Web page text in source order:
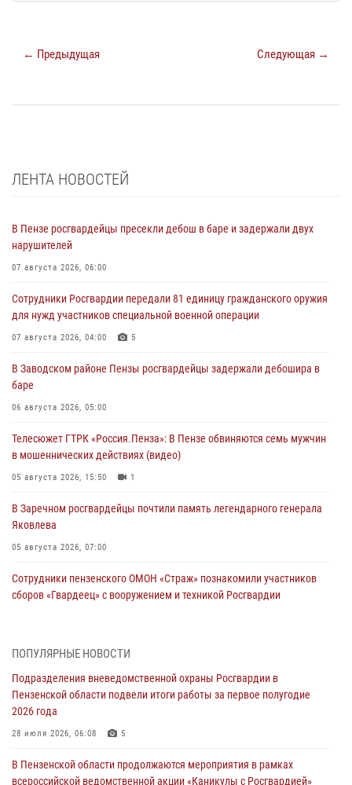
← Предыдущая Следующая →
ЛЕНТА НОВОСТЕЙ
В Пензе росгвардейцы пресекли дебош в баре и задержали двух
нарушителей
07 августа 2026, 06:00
Сотрудники Росгвардии передали 81 единицу гражданского оружия
для нужд участников специальной военной операции
07 августа 2026, 04:00 5
В Заводском районе Пензы росгвардейцы задержали дебошира в
баре
06 августа 2026, 05:00
Телесюжет ГТРК «Россия.Пенза»: В Пензе обвиняются семь мужчин
в мошеннических действиях (видео)
05 августа 2026, 15:50 1
В Заречном росгвардейцы почтили память легендарного генерала
Яковлева
05 августа 2026, 07:00
Сотрудники пензенского ОМОН «Страж» познакомили участников
сборов «Гвардеец» с вооружением и техникой Росгвардии
В Пензе сотрудники Росгвардии оказали помощь
05 августа 2026, 04:00
В Пензе при силовой поддержке Росгвардии пресечена
деятельность ОПГ, маскировавшейся под реабилитационный центр
4
ПОПУЛЯРНЫЕ НОВОСТИ
Подразделения вневедомственной охраны Росгвардии в
Пензенской области подвели итоги работы за первое полугодие
2026 года
28 июля 2026, 06:08 5
В Пензенской области продолжаются мероприятия в рамках
всероссийской ведомственной акции «Каникулы с Росгвардией»